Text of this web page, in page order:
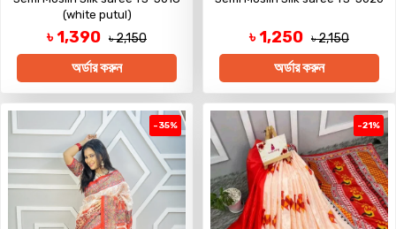
(white putul)
৳ 1,390 ৳ 2,150
অর্ডার করুন
৳ 1,250 ৳ 2,150
অর্ডার করুন
-35% -21%